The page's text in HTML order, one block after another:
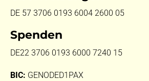
DE 57 3706 0193 6004 2600 05
Spenden
DE22 3706 0193 6000 7240 15
BIC: GENODED1PAX